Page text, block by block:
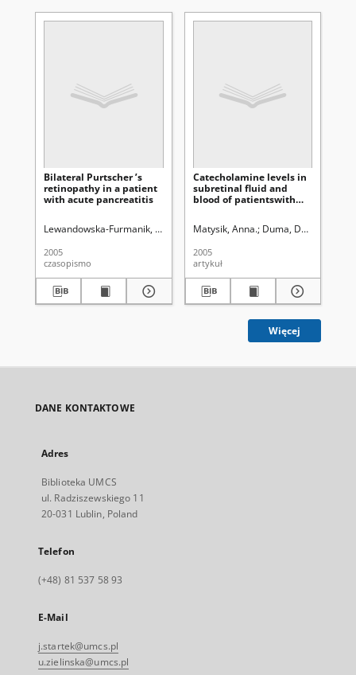
Bilateral Purtscher ’s
retinopathy in a patient
with acute pancreatitis
Lewandowska-Furmanik, Maria. Gerkowicz, Marek. Kątski, Wojciech.
2005
czasopismo
Catecholamine levels in
subretinal fluid and
blood of patientswith
Matysik, Anna. Duma, Dariusz
2005
artykuł
Więcej
DANE KONTAKTOWE
Adres
Biblioteka UMCS
ul. Radziszewskiego 11
20-031 Lublin, Poland
Telefon
(+48) 81 537 58 93
E-Mail
j.startek@umcs.pl
u.zielinska@umcs.pl